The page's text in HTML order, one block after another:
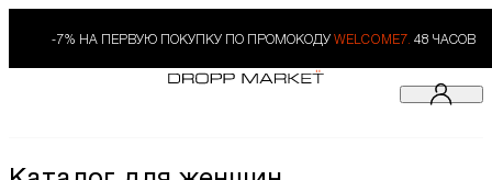
-7% НА ПЕРВУЮ ПОКУПКУ ПО ПРОМОКОДУ WELCOME7. 48 ЧАСОВ